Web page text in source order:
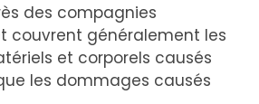
des compagnies
couvrent généralement les
et corporels causés
les dommages causés